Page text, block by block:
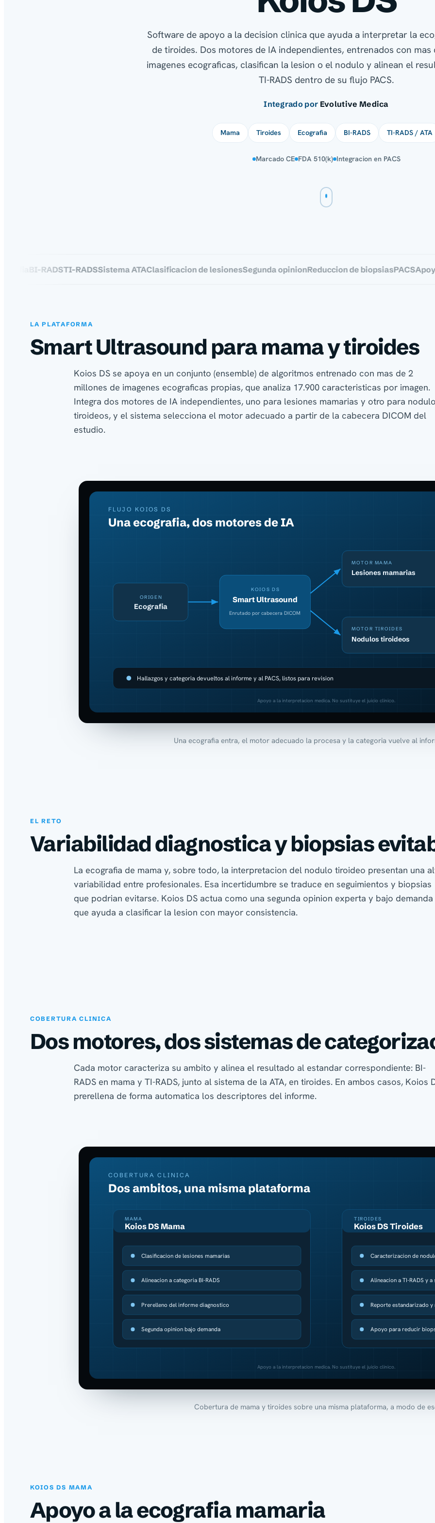
Software de apoyo a la decision clinica que ayuda a interpretar la
de tiroides. Dos motores de IA independientes, entrenados con mas
imagenes ecograficas, clasifican la lesion o el nodulo y alinean el
TI-RADS dentro de su flujo PACS.
Integrado por Evolutive Medica
Mama Tiroides Ecografia BI-RADS TI-RADS / ATA
Marcado CE FDA 510(k) Integracion en PACS
BI-RADSTI-RADSSistema ATAClasificacion de lesionesSegunda opinionReduccion de biopsiasPACSApoyo a
LA PLATAFORMA
Smart Ultrasound para mama y tiroides
Koios DS se apoya en un conjunto (ensemble) de algoritmos entrenado con mas de 2
millones de imagenes ecograficas propias, que analiza 17.900 caracteristicas por imagen.
Integra dos motores de IA independientes, uno para lesiones mamarias y otro para
tiroideos, y el sistema selecciona el motor adecuado a partir de la cabecera DICOM del
estudio.
FLUJO KOIOS DS
Una ecografia, dos motores de IA
ORIGEN
Ecografia
KOIOS DS
Smart Ultrasound
Enrutado por cabecera DICOM
MOTOR MAMA
Lesiones mamarias
MOTOR TIROIDES
Nodulos tiroideos
Hallazgos y categoria devueltos al informe y al PACS, listos para revision
Apoyo a la interpretacion medica. No sustituye el juicio clinico.
Una ecografia entra, el motor adecuado la procesa y la categoria vuelve al
EL RETO
Variabilidad diagnostica y biopsias
La ecografia de mama y, sobre todo, la interpretacion del nodulo tiroideo presentan una
variabilidad entre profesionales. Esa incertidumbre se traduce en seguimientos y biopsias
que podrian evitarse. Koios DS actua como una segunda opinion experta y bajo demanda
que ayuda a clasificar la lesion con mayor consistencia.
COBERTURA CLINICA
Dos motores, dos sistemas de
Cada motor caracteriza su ambito y alinea el resultado al estandar correspondiente: BI-
RADS en mama y TI-RADS, junto al sistema de la ATA, en tiroides. En ambos casos, Koios
prerellena de forma automatica los descriptores del informe.
COBERTURA CLINICA
Dos ambitos, una misma plataforma
MAMA
Koios DS Mama
Clasificacion de lesiones mamarias
Alineacion a categoria BI-RADS
Prerelleno del informe diagnostico
Segunda opinion bajo demanda
TIROIDES
Koios DS Tiroides
Caracterizacion de
Alineacion a TI-RADS y a
Reporte estandarizado
Apoyo para reducir
Apoyo a la interpretacion medica. No sustituye el juicio clinico.
Cobertura de mama y tiroides sobre una misma plataforma, a modo de
KOIOS DS MAMA
Apoyo a la ecografia mamaria